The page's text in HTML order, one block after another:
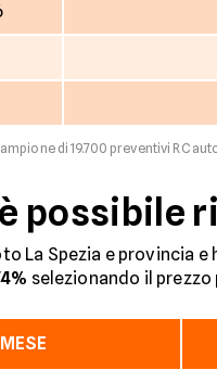
di 19.700 preventivi RC
possibile
La Spezia e provincia
selezionando il
MESE